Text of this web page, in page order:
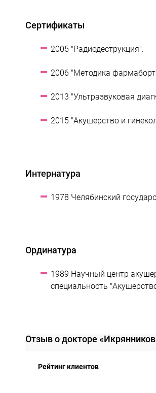
Сертификаты
2005 "Радиодеструкция".
2006 "Методика
2013 "Ультразвуковая
2015 "Акушерство и
Интернатура
1978 Челябинский
Ординатура
1989 Научный центр
специальность
Отзыв о докторе
Рейтинг клиентов